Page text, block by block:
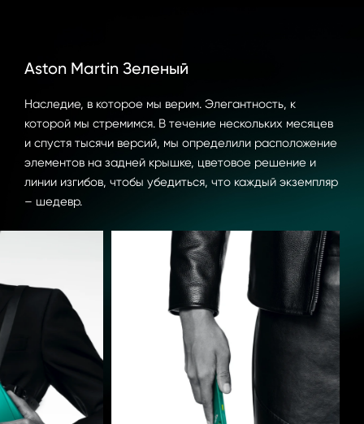
Наследие, в которое мы верим. Элегантность, к
которой мы стремимся. В течение нескольких месяцев
и спустя тысячи версий, мы определили расположение
элементов на задней крышке, цветовое решение и
линии изгибов, чтобы убедиться, что каждый экземпляр
– шедевр.
Aston Martin Зеленый